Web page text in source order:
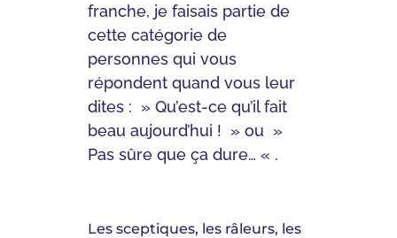
franche, je faisais partie de
cette catégorie de
personnes qui vous
répondent quand vous leur
dites : » Qu’est-ce qu’il fait
beau aujourd’hui ! » ou »
Pas sûre que ça dure… « .
Les sceptiques, les râleurs, les